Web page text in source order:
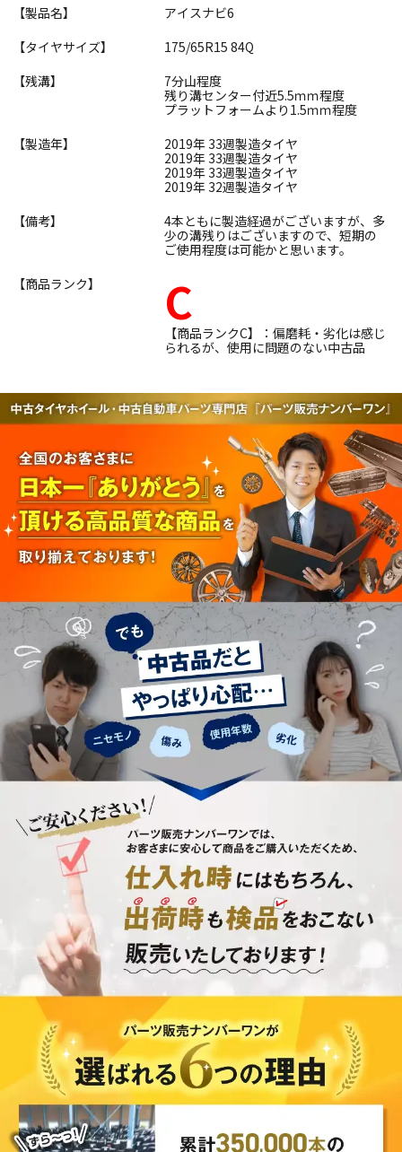
【製品名】
アイスナビ6
【タイヤサイズ】
175/65R15 84Q
【残溝】
7分山程度
残り溝センター付近5.5ｍｍ程度
プラットフォームより1.5ｍｍ程度
【製造年】
2019年 33週製造タイヤ
2019年 33週製造タイヤ
2019年 33週製造タイヤ
2019年 32週製造タイヤ
【備考】
4本ともに製造経過がございますが、多
少の溝残りはございますので、短期の
ご使用程度は可能かと思います。
【商品ランク】
C
【商品ランクC】：偏磨耗・劣化は感じ
られるが、使用に問題のない中古品